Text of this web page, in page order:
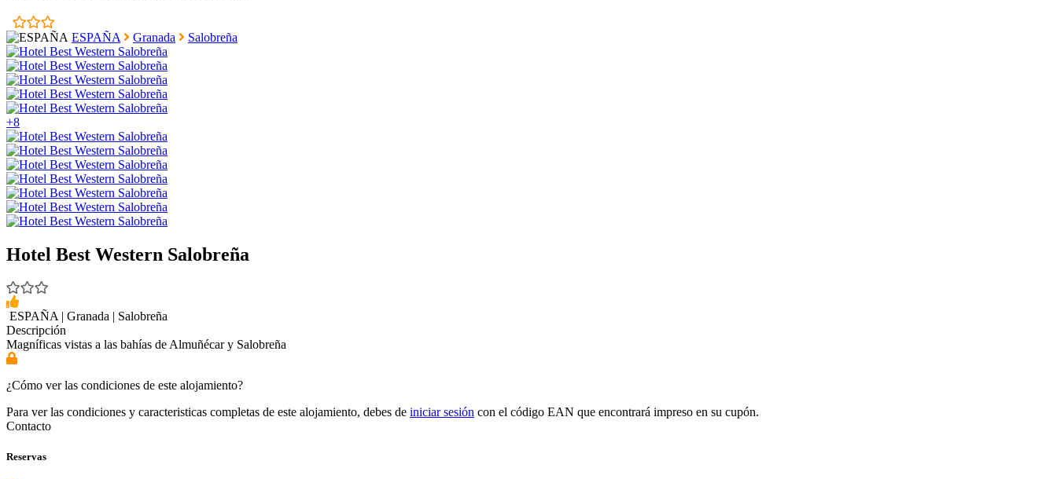
ESPAÑA Granada Salobreña
+8
Hotel Best Western Salobreña
ESPAÑA | Granada | Salobreña
Descripción
Magníficas vistas a las bahías de Almuñécar y Salobreña
¿Cómo ver las condiciones de este alojamiento?
Para ver las condiciones y caracteristicas completas de este alojamiento, debes de iniciar sesión con el código EAN que encontrará impreso en su cupón.
Contacto
Reservas